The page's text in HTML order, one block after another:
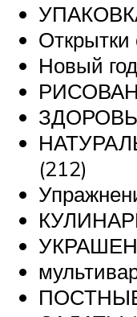
Новый
(212)